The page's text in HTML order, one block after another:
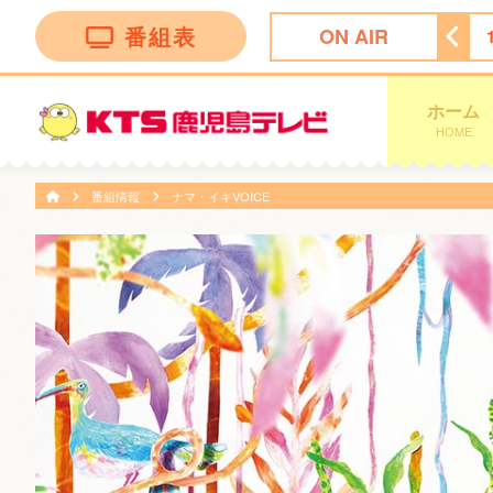
番組表 ON AIR
ＦＮＮ Ｌｉｖｅ Ｎｅｗｓ ｄａｙｓ 11:47 ぽかぽか
ホーム
HOME
番組情報 ナマ・イキVOICE